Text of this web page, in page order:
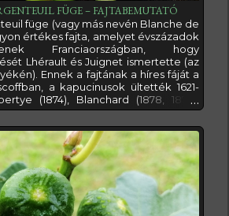
FÜGE – FAJTABEMUTATÓ
füge (vagy más nevén Blanche de
értékes fajta, amelyet évszázadok
Franciaországban, hogy
Lhérault és Juignet ismertette (az
Ennek a fajtának a híres fáját a
a kapucinusok ültették 1621-
(1874), Blanchard (1878, 1879),
Lesourd (1924). 1924-ben az ágak 600
területet foglaltak el; 80 oszlop
sok gránitból. Bizonyos források